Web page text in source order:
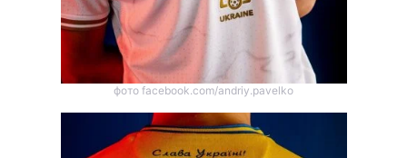
фото facebook.com/andriy.pavelko